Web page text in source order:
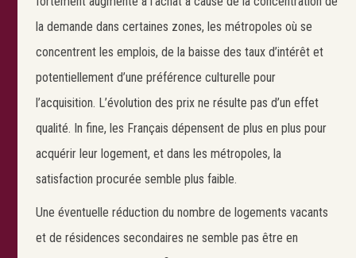
la demande dans certaines zones, les métropoles où se
concentrent les emplois, de la baisse des taux d’intérêt et
potentiellement d’une préférence culturelle pour
l’acquisition. L’évolution des prix ne résulte pas d’un effet
qualité. In fine, les Français dépensent de plus en plus pour
acquérir leur logement, et dans les métropoles, la
satisfaction procurée semble plus faible.
Une éventuelle réduction du nombre de logements vacants
et de résidences secondaires ne semble pas être en